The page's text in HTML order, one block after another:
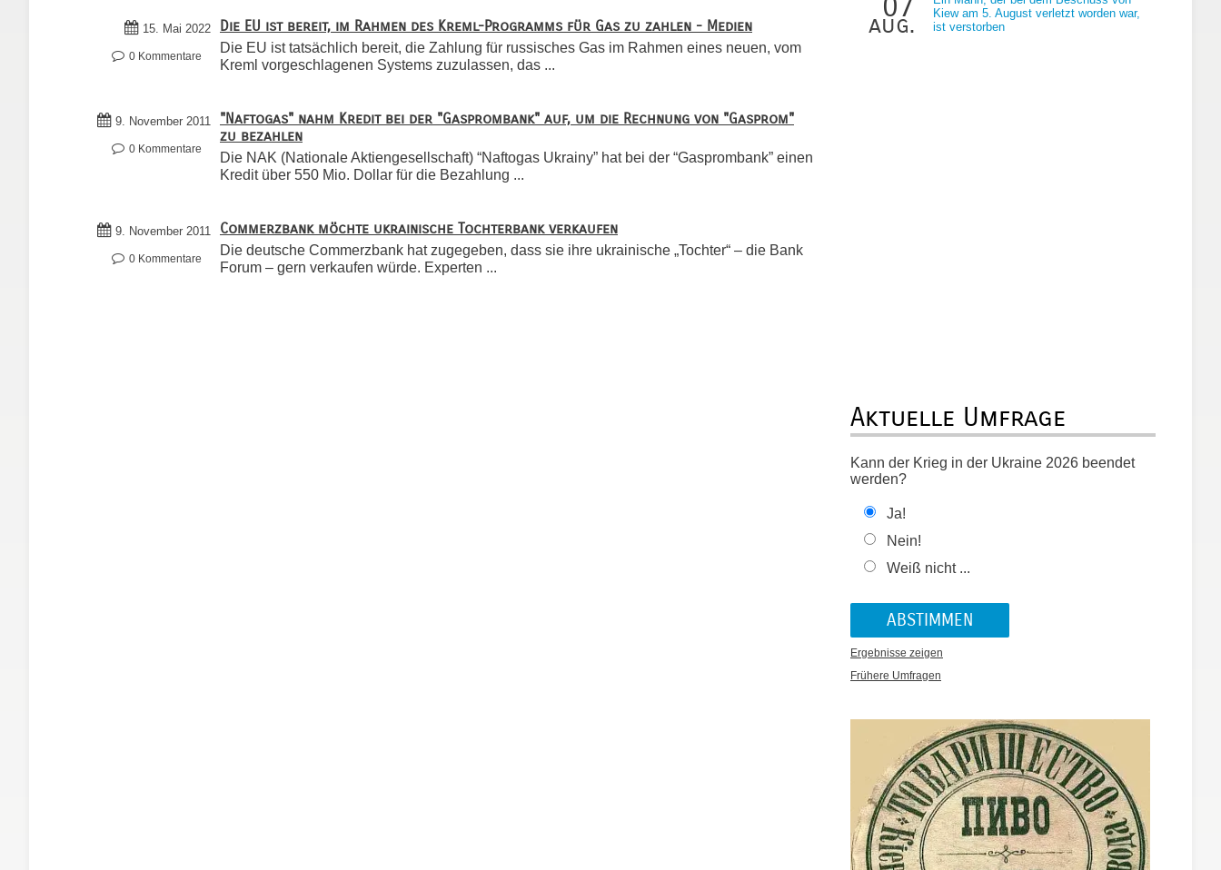
15. Mai 2022
0 Kommentare
Die EU ist bereit, im Rahmen des Kreml-Programms für Gas zu zahlen - Medien
Die EU ist tatsächlich bereit, die Zahlung für russisches Gas im Rahmen eines neuen, vom
Kreml vorgeschlagenen Systems zuzulassen, das ...
9. November 2011
0 Kommentare
"Naftogas" nahm Kredit bei der "Gasprombank" auf, um die Rechnung von "Gasprom"
zu bezahlen
Die NAK (Nationale Aktiengesellschaft) “Naftogas Ukrainy” hat bei der “Gasprombank” einen
Kredit über 550 Mio. Dollar für die Bezahlung ...
9. November 2011
0 Kommentare
Commerzbank möchte ukrainische Tochterbank verkaufen
Die deutsche Commerzbank hat zugegeben, dass sie ihre ukrainische „Tochter“ – die Bank
Forum – gern verkaufen würde. Experten ...
aug.
Kiew am 5. August verletzt worden war,
ist verstorben
Aktuelle Umfrage
Kann der Krieg in der Ukraine 2026 beendet
werden?
Ja!
Nein!
Weiß nicht ...
Ergebnisse zeigen
Frühere Umfragen